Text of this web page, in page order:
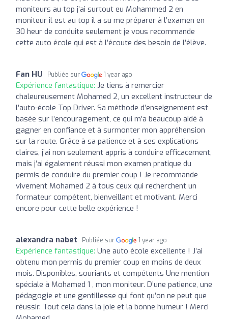
moniteurs au top j’ai surtout eu Mohammed 2 en
moniteur il est au top il a su me préparer à l’examen en
30 heur de conduite seulement je vous recommande
cette auto école qui est à l’écoute des besoin de l’élève.
Fan HU Publiée sur 1 year ago
Expérience fantastique: Je tiens à remercier
chaleureusement Mohamed 2, un excellent instructeur de
l’auto-école Top Driver. Sa méthode d’enseignement est
basée sur l’encouragement, ce qui m’a beaucoup aidé à
gagner en confiance et à surmonter mon appréhension
sur la route. Grâce à sa patience et à ses explications
claires, j’ai non seulement appris à conduire efficacement,
mais j’ai également réussi mon examen pratique du
permis de conduire du premier coup ! Je recommande
vivement Mohamed 2 à tous ceux qui recherchent un
formateur compétent, bienveillant et motivant. Merci
encore pour cette belle expérience !
alexandra nabet Publiée sur 1 year ago
Expérience fantastique: Une auto école excellente ! J’ai
obtenu mon permis du premier coup en moins de deux
mois. Disponibles, souriants et compétents Une mention
spéciale à Mohamed 1 , mon moniteur. D’une patience, une
pédagogie et une gentillesse qui font qu’on ne peut que
réussir. Tout cela dans la joie et la bonne humeur ! Merci